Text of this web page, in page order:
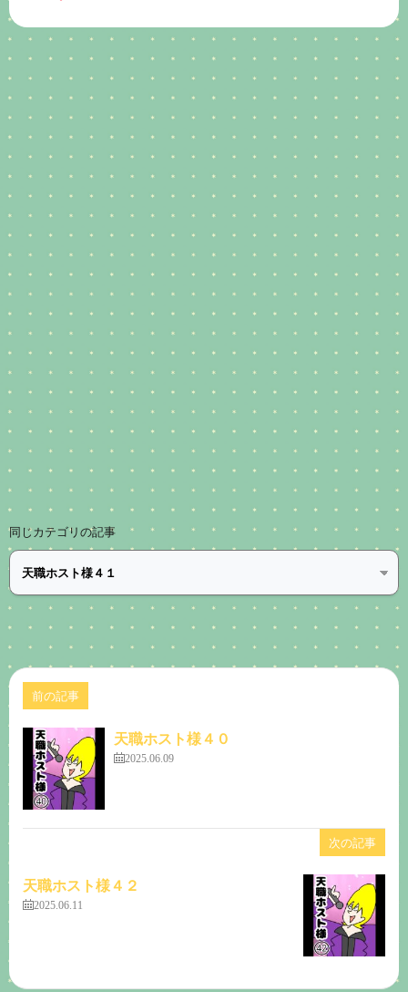
同じカテゴリの記事
前の記事
天職ホスト様４０
2025.06.09
次の記事
天職ホスト様４２
2025.06.11